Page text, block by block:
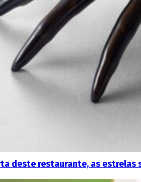
deste restaurante, as estrelas